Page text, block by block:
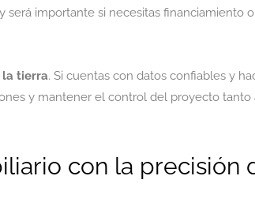
será importante si necesitas financiamiento
la tierra. Si cuentas con datos confiables y
y mantener el control del proyecto
con la precisión